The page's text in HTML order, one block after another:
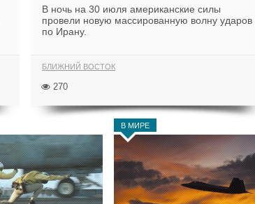
В ночь на 30 июля американские силы
провели новую массированную волну ударов
по Ирану.
БЛИЖНИЙ ВОСТОК
270
В МИРЕ